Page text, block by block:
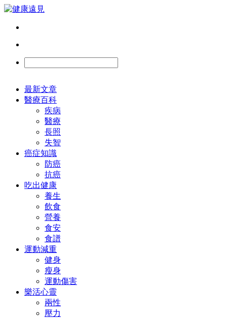
最新文章
醫療百科
疾病
醫療
長照
失智
癌症知識
防癌
抗癌
吃出健康
養生
飲食
營養
食安
食譜
運動減重
健身
瘦身
運動傷害
樂活心靈
兩性
壓力